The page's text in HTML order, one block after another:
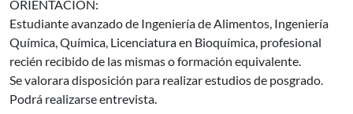
ORIENTACIÓN:
Estudiante avanzado de Ingeniería de Alimentos, Ingeniería
Química, Química, Licenciatura en Bioquímica, profesional
recién recibido de las mismas o formación equivalente.
Se valorara disposición para realizar estudios de posgrado.
Podrá realizarse entrevista.